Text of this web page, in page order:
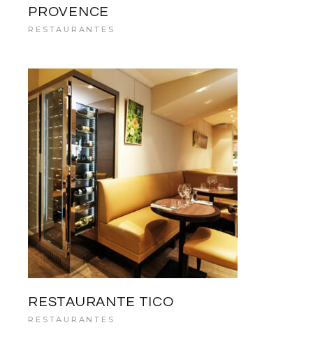
PROVENCE
RESTAURANTES
RESTAURANTE TICO
RESTAURANTES